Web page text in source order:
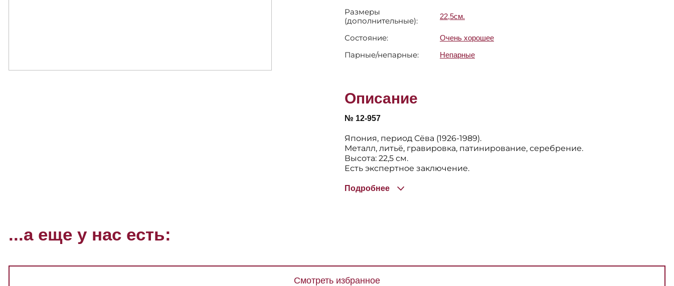
Размеры
(дополнительные):
22,5см.
Состояние: Очень хорошее
Парные/непарные: Непарные
Описание
№ 12-957
Япония, период Сёва (1926-1989).
Металл, литьё, гравировка, патинирование, серебрение.
Высота: 22,5 см.
Есть экспертное заключение.
Подробнее
...а еще у нас есть:
Смотреть избранное